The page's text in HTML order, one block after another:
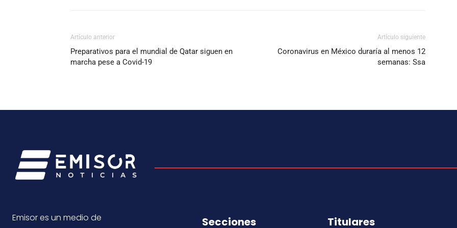
Artículo anterior
Preparativos para el mundial de Qatar siguen en
marcha pese a Covid-19
Artículo siguiente
Coronavirus en México duraría al menos 12
semanas: Ssa
Emisor es un medio de
Secciones Titulares